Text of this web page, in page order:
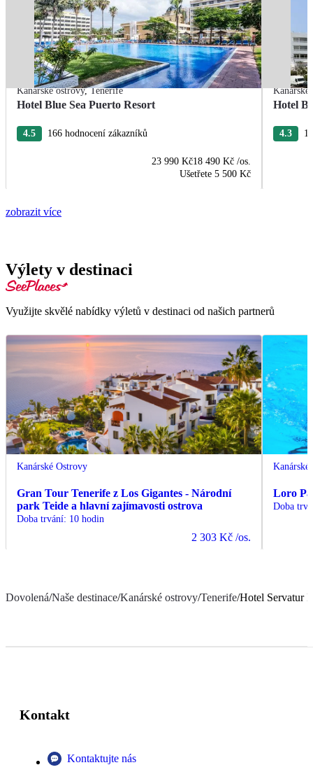
Kanárské ostrovy,Tenerife
Hotel Blue Sea Puerto Resort
4.5 166 hodnocení zákazníků
23 990 Kč18 490 Kč /os.
Ušetřete 5 500 Kč
Kanárské
Hotel
4.3
zobrazit více
Výlety v destinaci
Využijte skvělé nabídky výletů v destinaci od našich partnerů
Kanárské Ostrovy
Gran Tour Tenerife z Los Gigantes - Národní
park Teide a hlavní zajímavosti ostrova
Doba trvání: 10 hodin
2 303 Kč /os.
Loro
Doba
Dovolená/Naše destinace/Kanárské ostrovy/Tenerife/Hotel Servatur
Kontakt
Kontaktujte nás